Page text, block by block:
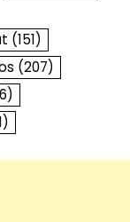
(151)
(207)